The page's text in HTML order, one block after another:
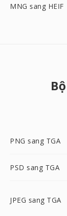
MNG sang HEIF
PNG sang TGA
PSD sang TGA
JPEG sang TGA